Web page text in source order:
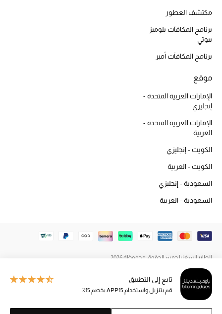
الأكثر مبيعاً
العطور
مكتشف العطور
المكياج
العناية بالبشرة
مستحضرات العناية
مستحضرات الاستحمام والعناية بالجسم
هدايا
مجموعة الجمال
الجمال في بلوميز
تابع إلى التطبيق
قم بتنزيل واستخدام APP15 بخصم 15٪
مكتشف العطور
برنامج المكافآت بلوميز
بيوتي
برنامج المكافآت أمبر
موقع
الإمارات العربية المتحدة -
إنجليزي
الإمارات العربية المتحدة -
العربية
الكويت - إنجليزي
الكويت - العربية
السعودية - إنجليزي
السعودية - العربية
الطاير إنسغنيا جميع الحقوق محفوظة 2026